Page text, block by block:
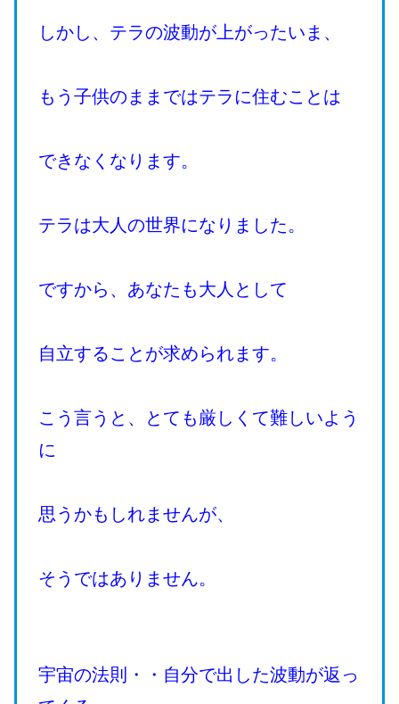
しかし、テラの波動が上がったいま、
もう子供のままではテラに住むことは
できなくなります。
テラは大人の世界になりました。
ですから、あなたも大人として
自立することが求められます。
こう言うと、とても厳しくて難しいよう
に
思うかもしれませんが、
そうではありません。
宇宙の法則・・自分で出した波動が返っ